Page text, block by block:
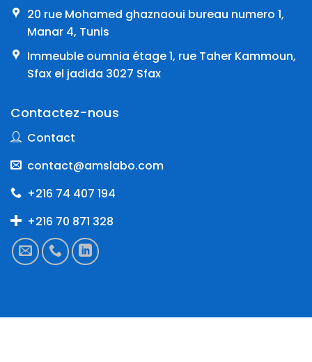
20 rue Mohamed ghaznaoui bureau numero 1,
Manar 4, Tunis
Immeuble oumnia étage 1, rue Taher Kammoun,
Sfax el jadida 3027 Sfax
Contactez-nous
Contact
contact@amslabo.com
+216 74 407 194
+216 70 871 328